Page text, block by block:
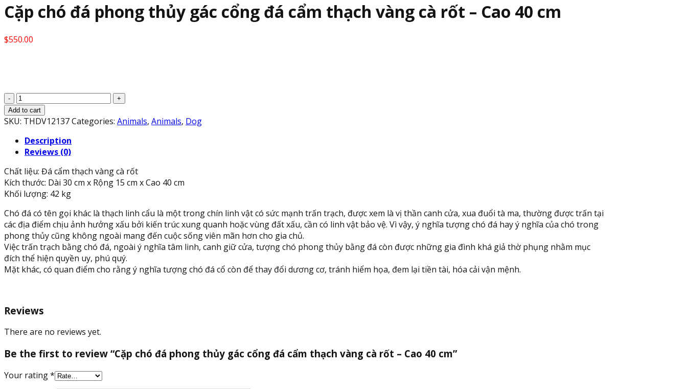
Cặp chó đá phong thủy gác cổng đá cẩm thạch vàng cà rốt – Cao 40 cm
$550.00
Cặp
chó
đá
thủy
gác
đá
cẩm
thạch
vàng
cà
rốt
-
Cao
40
Add to cart
SKU: THDV12137Categories: Animals, Animals, Dog
Description
Reviews (0)
Chất liệu: Đá cẩm thạch vàng cà rốt
Kích thước: Dài 30 cm x Rộng 15 cm x Cao 40 cm
Khối lượng: 42 kg
Chó đá có tên gọi khác là thạch linh cẩu là một trong chín linh vật có sức mạnh trấn trạch, được xem là vị thần canh cửa, xua đuổi tà ma, thường được trấn tại
các địa điểm chịu ảnh hưởng xấu bởi kiến trúc xung quanh hoặc vùng đất xấu, cần có linh vật bảo vệ. Vì vậy, ý nghĩa tượng chó đá hay ý nghĩa của chó trong
phong thủy cũng không ngoài mang đến cuộc sống viên mãn hơn cho gia chủ.
Việc trấn trạch bằng chó đá, ngoài ý nghĩa tâm linh, canh giữ cửa, tượng chó phong thủy bằng đá còn được những gia đình khá giả thờ phụng nhằm mục
đích thể hiện quyền uy, phú quý.
Mặt khác, có quan điểm cho rằng ý nghĩa tượng chó đá cổ còn để thay đổi dương cơ, tránh hiểm họa, đem lại tiền tài, hóa cải vận mệnh.
Reviews
There are no reviews yet.
Be the first to review “Cặp chó đá phong thủy gác cổng đá cẩm thạch vàng cà rốt – Cao 40 cm”
Your rating*